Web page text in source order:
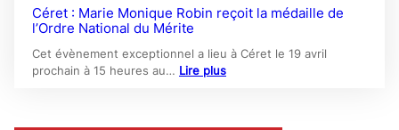
Céret : Marie Monique Robin reçoit la médaille de
l’Ordre National du Mérite
Cet évènement exceptionnel a lieu à Céret le 19 avril
prochain à 15 heures au… Lire plus